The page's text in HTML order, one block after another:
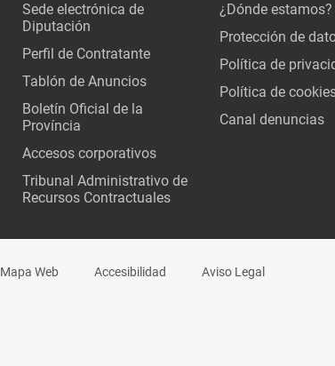
Sede electrónica de
Diputación
Perfil de Contratante
Tablón de Anuncios
Boletín Oficial de la
Província
Accesos corporativos
Tribunal Administrativo de
Recursos Contractuales
¿Dónde estamos?
Protección de
Política de
Política de
Canal denuncias
Mapa Web Accesibilidad Aviso Legal